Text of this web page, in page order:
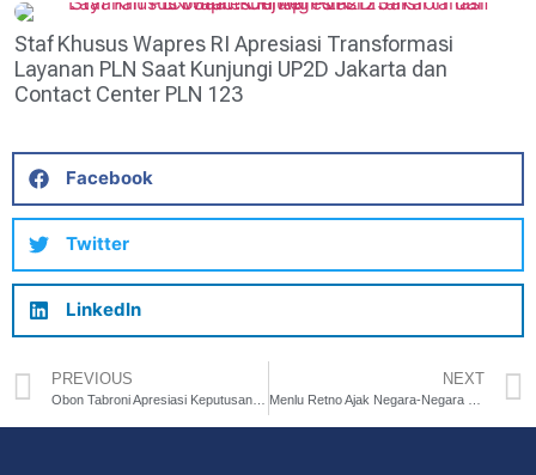
Staf Khusus Wapres RI Apresiasi Transformasi
Layanan PLN Saat Kunjungi UP2D Jakarta dan
Contact Center PLN 123
Facebook
Twitter
LinkedIn
PREVIOUS NEXT